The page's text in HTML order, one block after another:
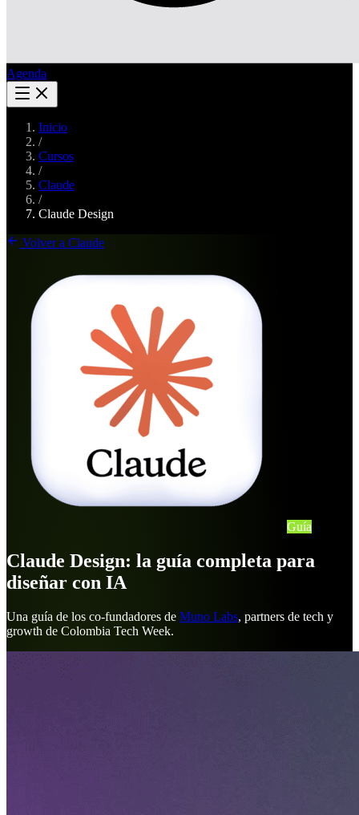
Agenda
Inicio
/
Cursos
/
Claude
/
Claude Design
Volver a Claude
Guía
Claude Design: la guía completa para
diseñar con IA
Una guía de los co-fundadores de Muno Labs, partners de tech y
growth de Colombia Tech Week.